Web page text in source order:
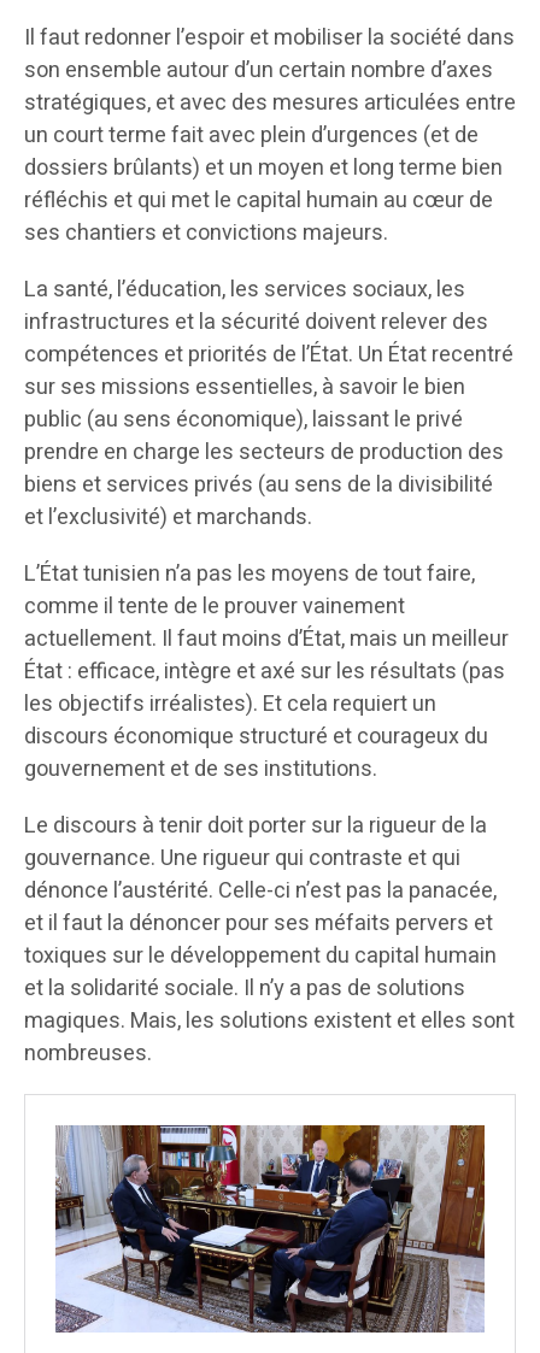
Il faut redonner l’espoir et mobiliser la société dans
son ensemble autour d’un certain nombre d’axes
stratégiques, et avec des mesures articulées entre
un court terme fait avec plein d’urgences (et de
dossiers brûlants) et un moyen et long terme bien
réfléchis et qui met le capital humain au cœur de
ses chantiers et convictions majeurs.
La santé, l’éducation, les services sociaux, les
infrastructures et la sécurité doivent relever des
compétences et priorités de l’État. Un État recentré
sur ses missions essentielles, à savoir le bien
public (au sens économique), laissant le privé
prendre en charge les secteurs de production des
biens et services privés (au sens de la divisibilité
et l’exclusivité) et marchands.
L’État tunisien n’a pas les moyens de tout faire,
comme il tente de le prouver vainement
actuellement. Il faut moins d’État, mais un meilleur
État : efficace, intègre et axé sur les résultats (pas
les objectifs irréalistes). Et cela requiert un
discours économique structuré et courageux du
gouvernement et de ses institutions.
Le discours à tenir doit porter sur la rigueur de la
gouvernance. Une rigueur qui contraste et qui
dénonce l’austérité. Celle-ci n’est pas la panacée,
et il faut la dénoncer pour ses méfaits pervers et
toxiques sur le développement du capital humain
et la solidarité sociale. Il n’y a pas de solutions
magiques. Mais, les solutions existent et elles sont
nombreuses.